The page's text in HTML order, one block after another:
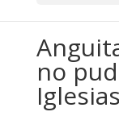
no
Iglesias